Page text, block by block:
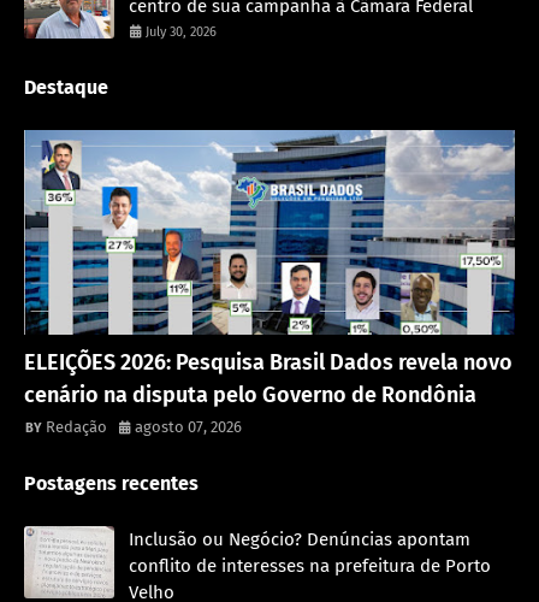
centro de sua campanha à Câmara Federal
July 30, 2026
Destaque
ELEIÇÕES 2026: Pesquisa Brasil Dados revela novo
cenário na disputa pelo Governo de Rondônia
Redação agosto 07, 2026
Postagens recentes
Inclusão ou Negócio? Denúncias apontam
conflito de interesses na prefeitura de Porto
Velho